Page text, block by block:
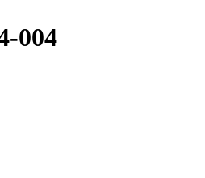
004